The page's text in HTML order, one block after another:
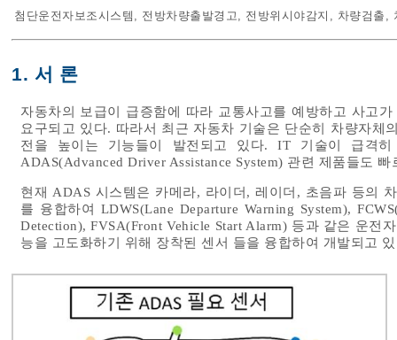
첨단운전자보조시스템 , 전방차량출발경고, 전방위시야감지 , 차량검출 ,
1. 서 론
자동차의 보급이 급증함에 따라 교통사고를 예방하고 사고
요구되고 있다. 따라서 최근 자동차 기술은 단순히 차량자
전을 높이는 기능들이 발전되고 있다. IT 기술이 급격
ADAS(Advanced Driver Assistance System) 관련 제품들도
현재 ADAS 시스템은 카메라, 라이더, 레이더, 초음파 등의
를 융합하여 LDWS(Lane Departure Warning System),
Detection), FVSA(Front Vehicle Start Alarm) 등과 같은 운전
능을 고도화하기 위해 장착된 센서 들을 융합하여 개발되고